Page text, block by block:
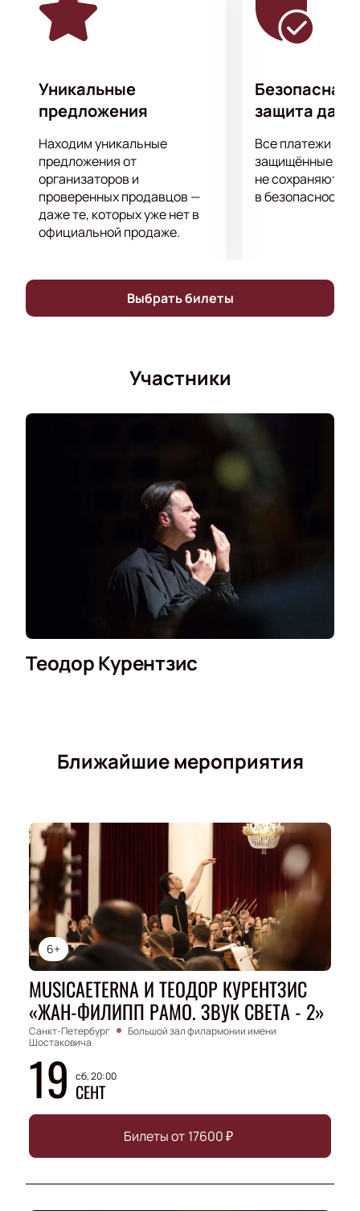
Уникальные
предложения
Находим уникальные
предложения от
организаторов и
проверенных продавцов —
даже те, которых уже нет в
официальной продаже.
Безопасная
защита
Все платежи
защищённые
не сохраняются
в безопасности.
Выбрать билеты
Участники
Теодор Курентзис
Ближайшие мероприятия
6+
MUSICAETERNA И ТЕОДОР КУРЕНТЗИС
«ЖАН-ФИЛИПП РАМО. ЗВУК СВЕТА - 2»
Санкт-Петербург
Большой зал филармонии имени
Шостаковича
19 сб, 20:00
СЕНТ
Билеты от 17600₽